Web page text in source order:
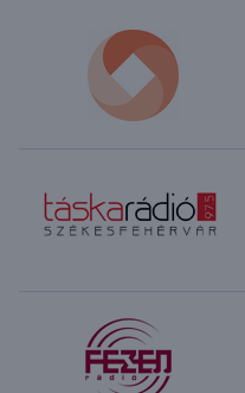
Remaining
Playback
Chapters